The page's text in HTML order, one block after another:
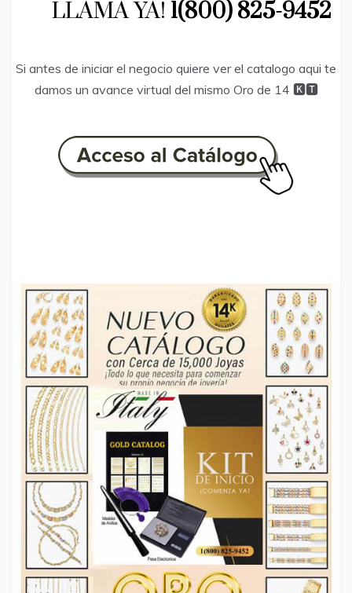
LLAMA YA! 1(800) 825-9452
Si antes de iniciar el negocio quiere ver el catalogo aqui te
damos un avance virtual del mismo Oro de 14 🅺🆃